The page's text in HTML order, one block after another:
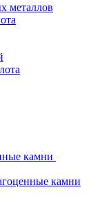
металлов
камни
камни